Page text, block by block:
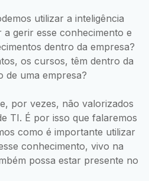
utilizar a inteligência
gerir esse conhecimento e
dentro da empresa?
os cursos, têm dentro da
de uma empresa?
por vezes, não valorizados
TI. É por isso que falaremos
como é importante utilizar
conhecimento, vivo na
possa estar presente no